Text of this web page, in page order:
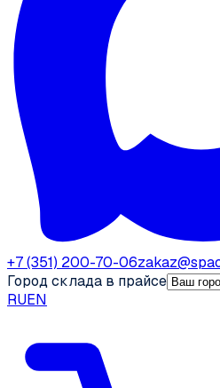
+7 (351) 200-70-06
Город склада в прайсе
RUEN